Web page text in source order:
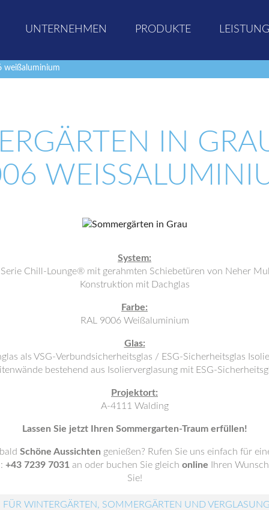
UNTERNEHMEN PRODUKTE
weißaluminium
IN
System:
Chill-Lounge® mit gerahmten Schiebetüren von Neher
Konstruktion mit Dachglas
Farbe:
RAL 9006 Weißaluminium
Glas:
als VSG-Verbundsicherheitsglas / ESG-Sicherheitsglas
bestehend aus Isolierverglasung mit ESG-
Projektort:
A-4111 Walding
Lassen Sie jetzt Ihren Sommergarten-Traum erfüllen!
Schöne Aussichten genießen? Rufen Sie uns einfach für
+43 7239 7031 an oder buchen Sie gleich online Ihren
Sie!
WINTERGÄRTEN, SOMMERGÄRTEN UND